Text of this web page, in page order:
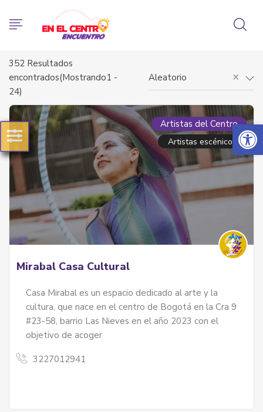
Abrir
352 Resultados
encontrados(Mostrando1 -
24)
×
Aleatorio
Artistas del Centro
Artistas escénicos
Mirabal Casa Cultural
Casa Mirabal es un espacio dedicado al arte y la
cultura, que nace en el centro de Bogotá en la Cra 9
#23-58, barrio Las Nieves en el año 2023 con el
objetivo de acoger
3227012941